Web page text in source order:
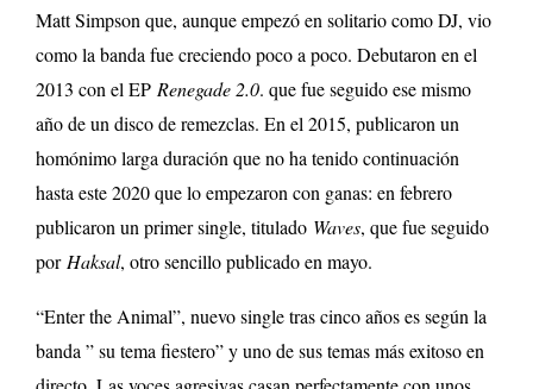
Matt Simpson que, aunque empezó en solitario como DJ, vio
como la banda fue creciendo poco a poco. Debutaron en el
2013 con el EP Renegade 2.0. que fue seguido ese mismo
año de un disco de remezclas. En el 2015, publicaron un
homónimo larga duración que no ha tenido continuación
hasta este 2020 que lo empezaron con ganas: en febrero
publicaron un primer single, titulado Waves, que fue seguido
por Haksal, otro sencillo publicado en mayo.
“Enter the Animal”, nuevo single tras cinco años es según la
banda ” su tema fiestero” y uno de sus temas más exitoso en